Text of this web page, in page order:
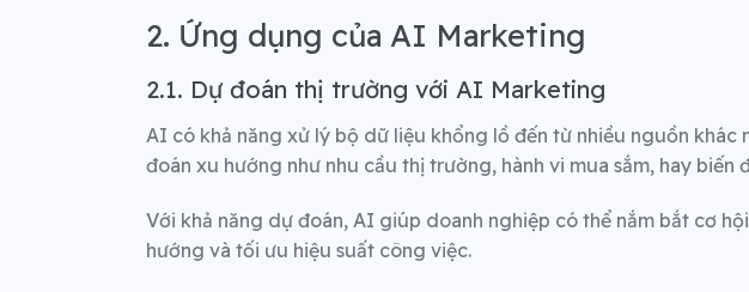
2. Ứng dụng của AI Marketing
2.1. Dự đoán thị trường với AI Marketing
AI có khả năng xử lý bộ dữ liệu khổng lồ đến từ nhiều nguồn khác
đoán xu hướng như nhu cầu thị trường, hành vi mua sắm, hay biến
Với khả năng dự đoán, AI giúp doanh nghiệp có thể nắm bắt cơ
hướng và tối ưu hiệu suất công việc.